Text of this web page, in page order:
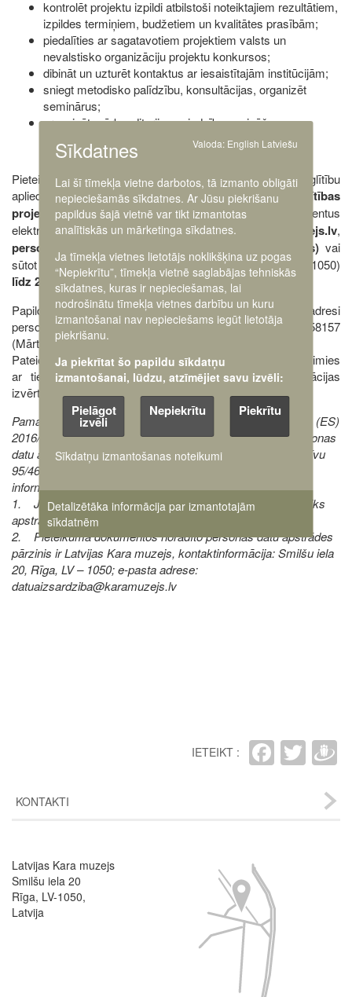
kontrolēt projektu izpildi atbilstoši noteiktajiem rezultātiem,
izpildes termiņiem, budžetiem un kvalitātes prasībām;
piedalīties ar sagatavotiem projektiem valsts un
nevalstisko organizāciju projektu konkursos;
dibināt un uzturēt kontaktus ar iesaistītajām institūcijām;
sniegt metodisko palīdzību, konsultācijas, organizēt
seminārus;
organizēt mērķauditorijas vajadzību apzināšanu.
Pieteikumu, kas satur CV, motivācijas vēstuli un izglītību
apliecinošus dokumentus, ar norādi“Sabiedrības izglītības
projektu vadītājs”iesniegtelektroniski, iesūtot dokumentus
elektroniskā pasta adresē:personals@karamuzejs.lv,
personīgi (Smilšu ielā 20, Rīgā, LV-1050, 24.kabinets)vai
sūtot pa pastu (Kara Muzejam, Smilšu ielā 20, Rīgā, LV-1050)
līdz 2024. gada 5 .februārim.
Papildu informāciju var pieprasīt, rakstot uz e-pasta adresi
personals@karamuzejs.lv vai zvanot pa tālruni 26758157
(Mārtiņš) vai 25640662 (Iveta).
Pateicamies par atsaucību un lūdzam ievērot, ka sazināsimies
ar tiem pretendentiem, kuri pēc iesniegtās dokumentācijas
izvērtēšanas tiks izvirzīti personāla atlases otrajai kārtai.
Pamatojoties uz Eiropas Parlamenta un padomes Regulas (ES)
2016/679 par fizisko personu aizsardzību attiecībā uz personas
datu apstrādi un šādu datu brīvu apriti un ar ko atceļ Direktīvu
95/46 EK (Vispārīgā datu aizsardzības regula), 13.pantu,
informējam, ka:
1. Jūsu pieteikuma dokumentos norādītie personas dati tiks
apstrādāti, lai nodrošinātu šīs personāla atlases norisi;
2. Pieteikuma dokumentos norādīto personas datu apstrādes
pārzinis ir Latvijas Kara muzejs, kontaktinformācija: Smilšu iela
20, Rīga, LV – 1050; e-pasta adrese:
datuaizsardziba@karamuzejs.lv
IETEIKT :
KONTAKTI
Latvijas Kara muzejs
Smilšu iela 20
Rīga, LV-1050,
Latvija
Sīkdatnes Valoda: English Latviešu
Lai šī tīmekļa vietne darbotos, tā izmanto obligāti
nepieciešamās sīkdatnes. Ar Jūsu piekrišanu
papildus šajā vietnē var tikt izmantotas
analītiskās un mārketinga sīkdatnes.
Ja tīmekļa vietnes lietotājs noklikšķina uz pogas
“Nepiekrītu”, tīmekļa vietnē saglabājas tehniskās
sīkdatnes, kuras ir nepieciešamas, lai
nodrošinātu tīmekļa vietnes darbību un kuru
izmantošanai nav nepieciešams iegūt lietotāja
piekrišanu.
Ja piekrītat šo papildu sīkdatņu
izmantošanai, lūdzu, atzīmējiet savu izvēli:
Pielāgot
izvēli
Nepiekrītu Piekrītu
Sīkdatņu izmantošanas noteikumi
Detalizētāka informācija par izmantotajām
sīkdatnēm